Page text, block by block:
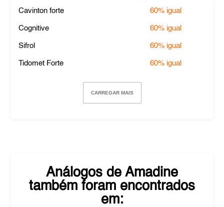
Cavinton forte 60% igual
Cognitive 60% igual
Sifrol 60% igual
Tidomet Forte 60% igual
CARREGAR MAIS
Análogos de Amadine
também foram encontrados
em: